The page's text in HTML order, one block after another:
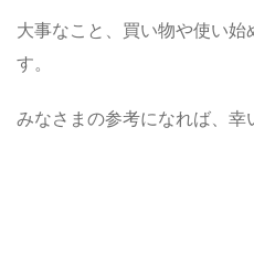
大事なこと、買い物や使い
す。
みなさまの参考になれば、幸